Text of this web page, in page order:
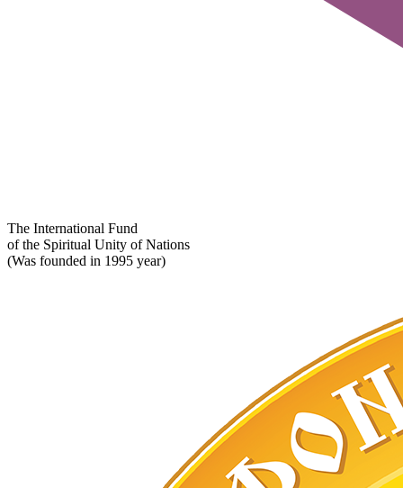
The International Fund
of the Spiritual Unity of Nations
(Was founded in 1995 year)